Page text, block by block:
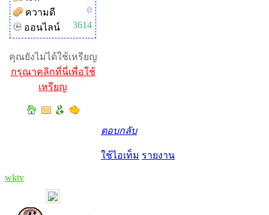
ความดี
0
ออนไลน์
3614
คุณยังไม่ได้ใช้เหรียญ
กรุณาคลิกที่นี่เพื่อใช้
เหรียญ
ตอบกลับ
ใช้ไอเท็ม รายงาน
wktv